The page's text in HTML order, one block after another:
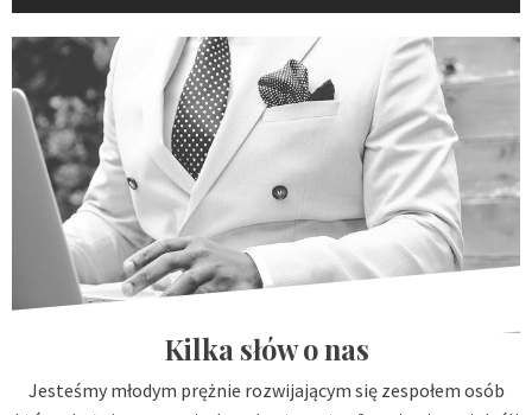
Kilka słów o nas
Jesteśmy młodym prężnie rozwijającym się zespołem osób